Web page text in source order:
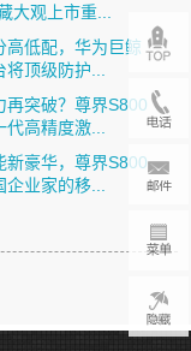
大观上市重...
高低配，华为巨鲸
将顶级防护...
再突破？尊界S800
代高精度激...
新豪华，尊界S800
业家的移...